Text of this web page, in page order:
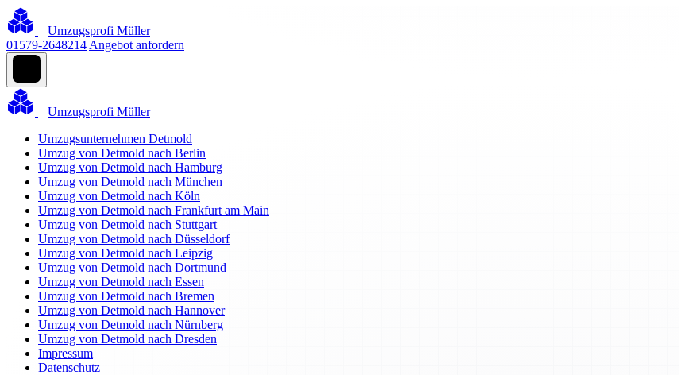
Umzugsprofi Müller
01579-2648214 Angebot anfordern
Umzugsprofi Müller
Umzugsunternehmen Detmold
Umzug von Detmold nach Berlin
Umzug von Detmold nach Hamburg
Umzug von Detmold nach München
Umzug von Detmold nach Köln
Umzug von Detmold nach Frankfurt am Main
Umzug von Detmold nach Stuttgart
Umzug von Detmold nach Düsseldorf
Umzug von Detmold nach Leipzig
Umzug von Detmold nach Dortmund
Umzug von Detmold nach Essen
Umzug von Detmold nach Bremen
Umzug von Detmold nach Hannover
Umzug von Detmold nach Nürnberg
Umzug von Detmold nach Dresden
Impressum
Datenschutz